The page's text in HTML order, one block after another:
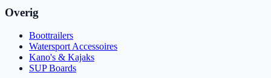
Overig
Boottrailers
Watersport Accessoires
Kano's & Kajaks
SUP Boards